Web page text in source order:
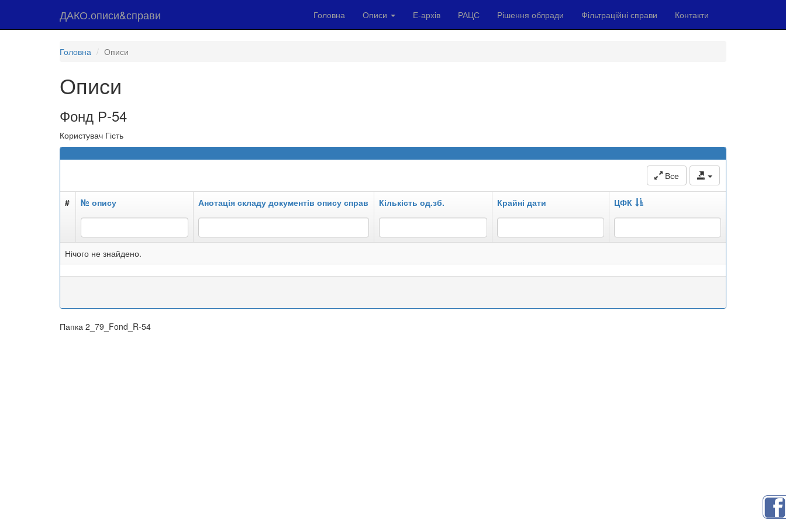
ДАКО.описи&справи Головна Описи Е-архів РАЦС Рішення облради Фільтраційні справи Контакти
Головна Описи
Описи
Фонд Р-54
Користувач Гість
Все
# № опису Анотація складу документів опису справ Кількість од.зб. Крайні дати ЦФК
Нічого не знайдено.
Папка 2_79_Fond_R-54